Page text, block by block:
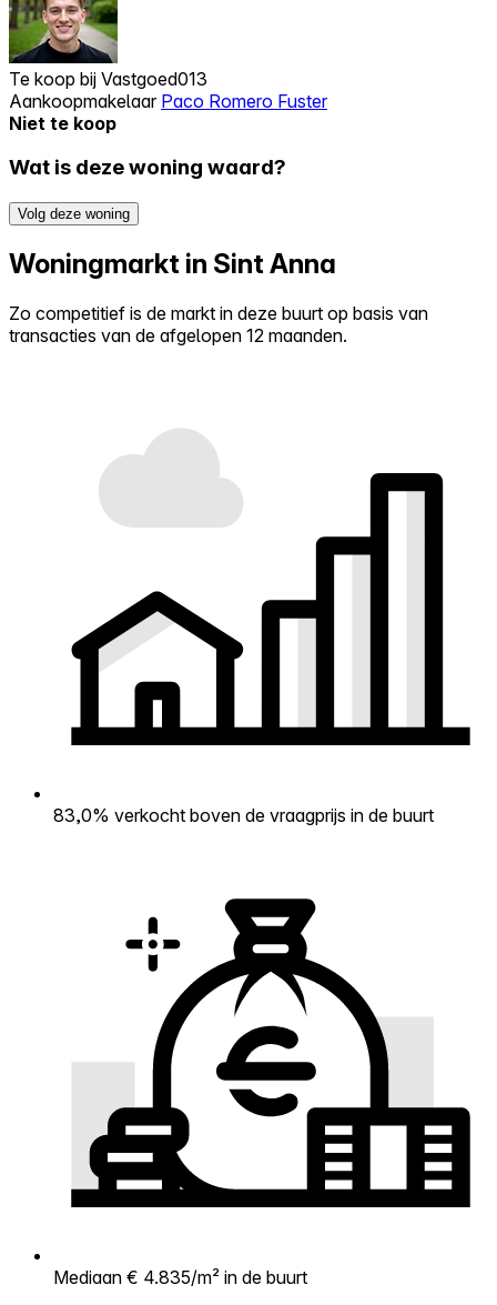
Te koop bij Vastgoed013
Aankoopmakelaar Paco Romero Fuster
Niet te koop
Wat is deze woning waard?
Volg deze woning
Woningmarkt in Sint Anna
Zo competitief is de markt in deze buurt op basis van
transacties van de afgelopen 12 maanden.
83,0% verkocht boven de vraagprijs in de buurt
Mediaan € 4.835/m² in de buurt